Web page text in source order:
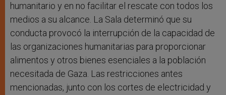
humanitario y en no facilitar el rescate con todos los
medios a su alcance. La Sala determinó que su
conducta provocó la interrupción de la capacidad de
las organizaciones humanitarias para proporcionar
alimentos y otros bienes esenciales a la población
necesitada de Gaza. Las restricciones antes
mencionadas, junto con los cortes de electricidad y